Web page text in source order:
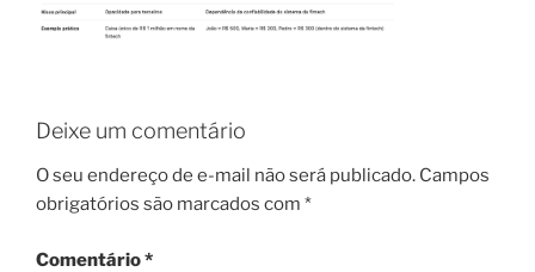
Deixe um comentário
O seu endereço de e-mail não será publicado. Campos
obrigatórios são marcados com *
Comentário*